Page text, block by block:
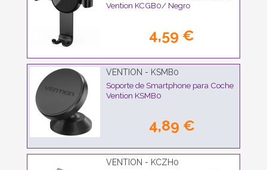
Vention KCGB0/ Negro
4,59 €
VENTION - KSMB0
Soporte de Smartphone para Coche
Vention KSMB0
4,89 €
VENTION - KCZH0